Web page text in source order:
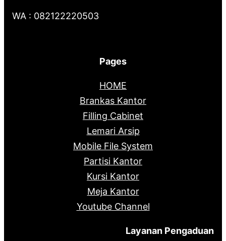
WA : 082122220503
Pages
HOME
Brankas Kantor
Filling Cabinet
Lemari Arsip
Mobile File System
Partisi Kantor
Kursi Kantor
Meja Kantor
Youtube Channel
Layanan Pengaduan